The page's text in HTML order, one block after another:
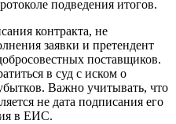
подведения итогов.
контракта, не
заявки и претендент
поставщиков.
в суд с иском о
Важно учитывать, что
не дата подписания его
в ЕИС.